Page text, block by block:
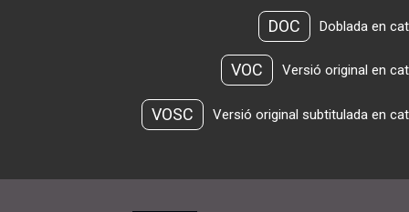
DOC Doblada en
VOC Versió original en
VOSC Versió original subtitulada en